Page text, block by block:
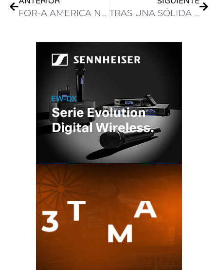
FOR-A AMERICA NOMBRA A ERNIE LEON COMO VP SENIOR EN DIRECTOR DE VENTAS Y CRECIMIENTO ESTRATÉGICO TRAS UNA SÓLIDA PARTICIPACIÓN EN IBC2025, PINNACLE GROUP ANUNCIA INICIATIVAS PARA LATINOAMÉRICA